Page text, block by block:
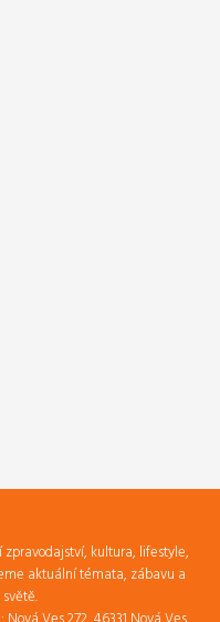
kultura, lifestyle,
aktuální témata, zábavu a